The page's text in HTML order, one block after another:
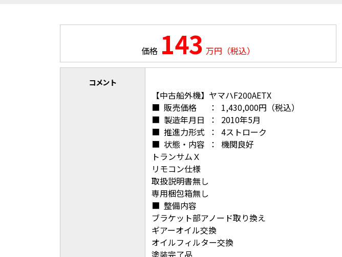
価格 143 万円（税込）
コメント
【中古船外機】ヤマハF200AETX
■ 販売価格 ： 1,430,000円（税込）
■ 製造年月日 ： 2010年5月
■ 推進力形式 ： 4ストローク
■ 状態・内容 ： 機関良好
トランサムＸ
リモコン仕様
取扱説明書無し
専用梱包箱無し
■ 整備内容
ブラケット部アノード取り換え
ギアーオイル交換
オイルフィルター交換
塗装完了品